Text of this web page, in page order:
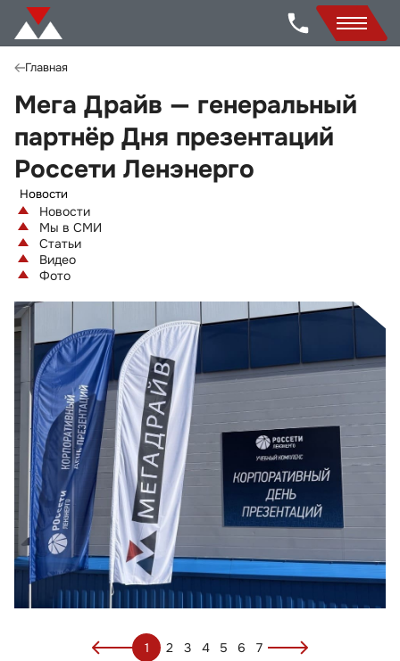
Главная
Мега Драйв — генеральный
партнёр Дня презентаций
Россети Ленэнерго
Новости
Новости
Мы в СМИ
Статьи
Видео
Фото
1 2 3 4 5 6 7